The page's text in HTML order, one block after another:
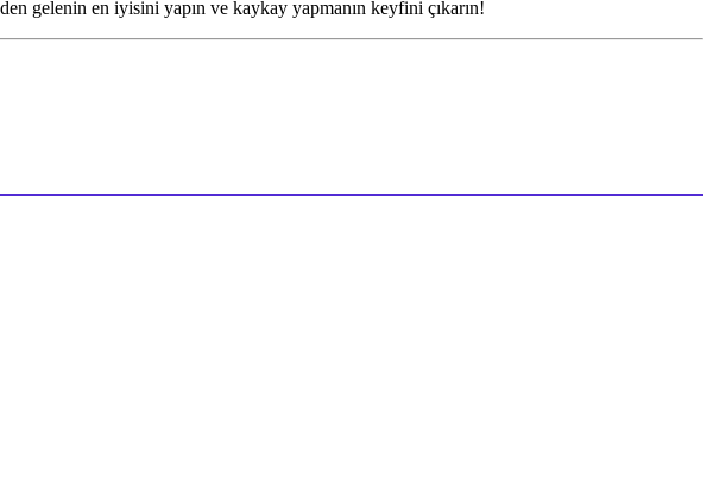
gelenin en iyisini yapın ve kaykay yapmanın keyfini çıkarın!